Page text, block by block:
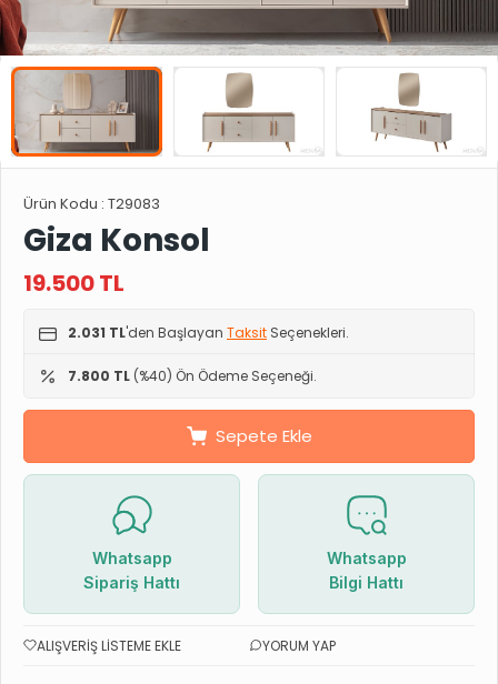
Ürün Kodu : T29083
Giza Konsol
19.500TL
2.031 TL'den Başlayan Taksit Seçenekleri.
7.800 TL (%40) Ön Ödeme Seçeneği.
Sepete Ekle
Whatsapp
Sipariş Hattı
Whatsapp
Bilgi Hattı
ALIŞVERIŞ LISTEME EKLE YORUM YAP